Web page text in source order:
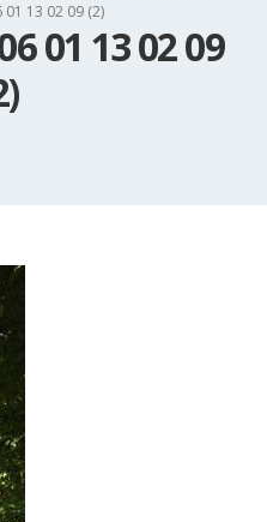
01 13 02 09 (2)
01 13 02 09